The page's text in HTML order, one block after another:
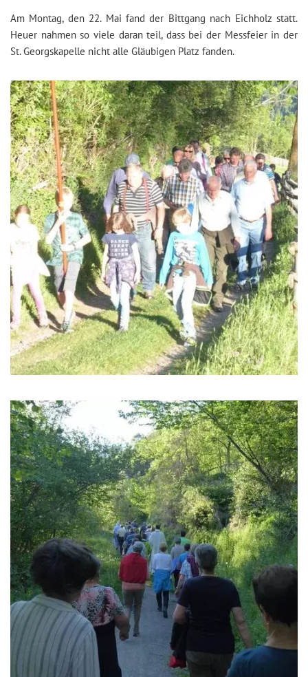
Am Montag, den 22. Mai fand der Bittgang nach Eichholz statt.
Heuer nahmen so viele daran teil, dass bei der Messfeier in der
St. Georgskapelle nicht alle Gläubigen Platz fanden.